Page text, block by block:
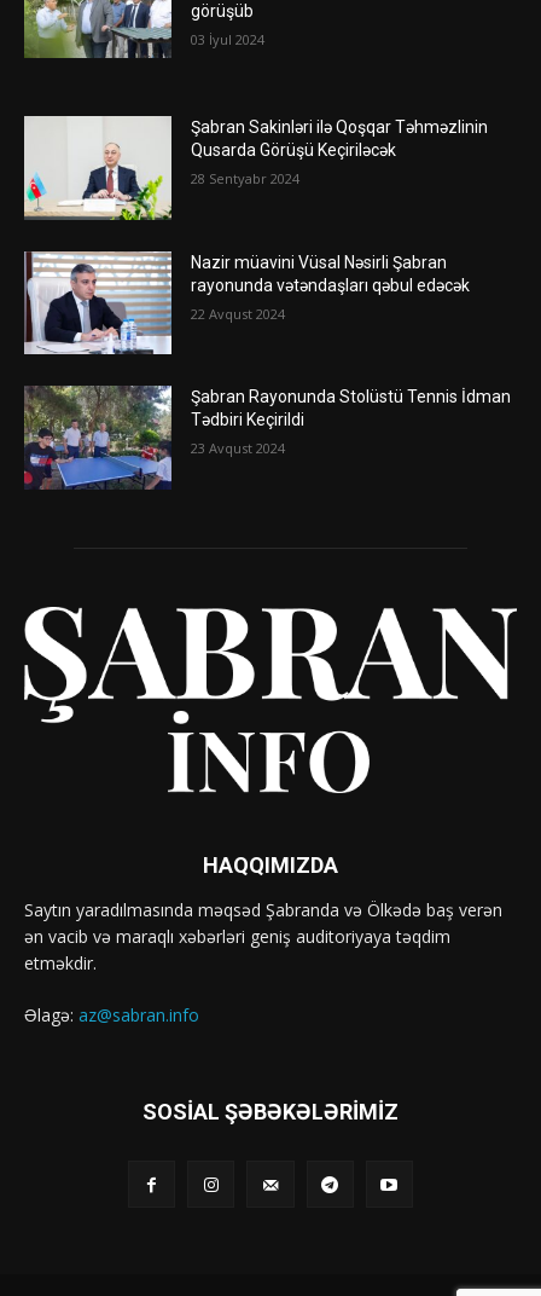
görüşüb
03 İyul 2024
Şabran Sakinləri ilə Qoşqar Təhməzlinin
Qusarda Görüşü Keçiriləcək
28 Sentyabr 2024
Nazir müavini Vüsal Nəsirli Şabran
rayonunda vətəndaşları qəbul edəcək
22 Avqust 2024
Şabran Rayonunda Stolüstü Tennis İdman
Tədbiri Keçirildi
23 Avqust 2024
HAQQIMIZDA
Saytın yaradılmasında məqsəd Şabranda və Ölkədə baş verən
ən vacib və maraqlı xəbərləri geniş auditoriyaya təqdim
etməkdir.
Əlagə: az@sabran.info
SOSIAL ŞƏBƏKƏLƏRIMIZ